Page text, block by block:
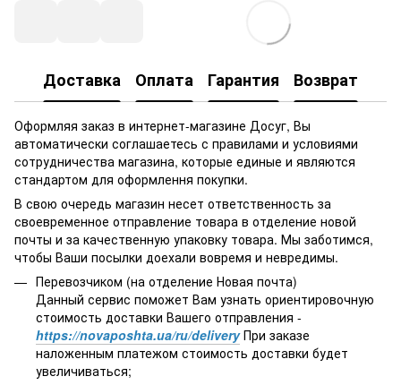
Доставка Оплата Гарантия Возврат
Оформляя заказ в интернет-магазине Досуг, Вы
автоматически соглашаетесь с правилами и условиями
сотрудничества магазина, которые единые и являются
стандартом для оформлення покупки.
В свою очередь магазин несет ответственность за
своевременное отправление товара в отделение новой
почты и за качественную упаковку товара. Мы заботимся,
чтобы Ваши посылки доехали вовремя и невредимы.
Перевозчиком (на отделение Новая почта)
Данный сервис поможет Вам узнать ориентировочную
стоимость доставки Вашего отправления -
https://novaposhta.ua/ru/deliveryПри заказе
наложенным платежом стоимость доставки будет
увеличиваться;